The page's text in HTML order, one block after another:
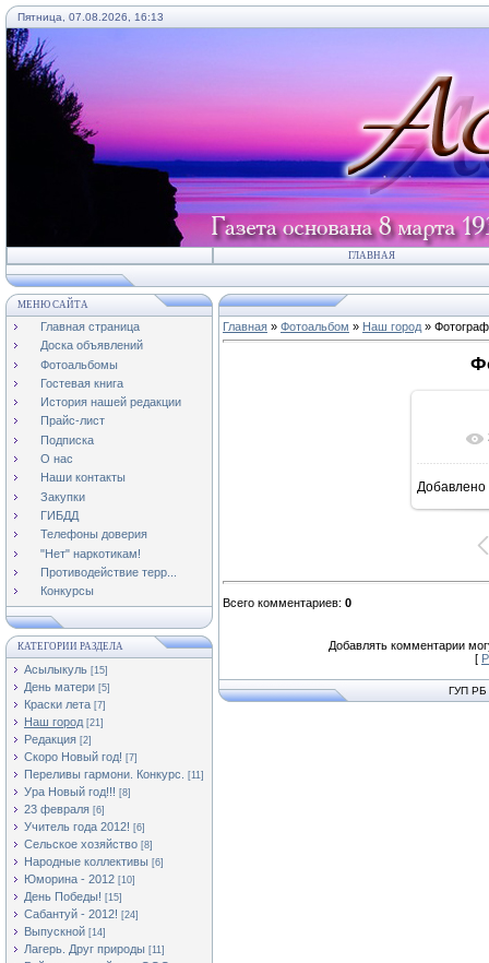
Пятница, 07.08.2026, 16:13
ГЛАВНАЯ
МЕНЮ САЙТА
Главная страница
Доска объявлений
Фотоальбомы
Гостевая книга
История нашей редакции
Прайс-лист
Подписка
О нас
Наши контакты
Закупки
ГИБДД
Телефоны доверия
"Нет" наркотикам!
Противодействие терр...
Конкурсы
КАТЕГОРИИ РАЗДЕЛА
Асылыкуль [15]
День матери [5]
Краски лета [7]
Наш город [21]
Редакция [2]
Скоро Новый год! [7]
Переливы гармони. Конкурс. [11]
Ура Новый год!!! [8]
23 февраля [6]
Учитель года 2012! [6]
Сельское хозяйство [8]
Народные коллективы [6]
Юморина - 2012 [10]
День Победы! [15]
Сабантуй - 2012! [24]
Выпускной [14]
Лагерь. Друг природы [11]
Главная » Фотоальбом » Наш город »
Добавлено
Всего комментариев: 0
Добавлять комментарии
[
ГУП РБ